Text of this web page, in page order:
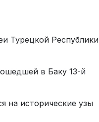
Турецкой Республики
в Баку 13-й
на исторические узы